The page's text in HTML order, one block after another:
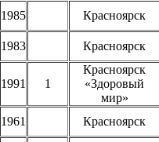
1985 Красноярск
1983 Красноярск
1991 1
Красноярск
«Здоровый
мир»
1961 Красноярск